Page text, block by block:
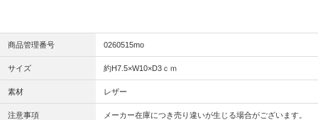
商品管理番号 0260515mo
サイズ 約H7.5×W10×D3ｃｍ
素材 レザー
注意事項 メーカー在庫につき売り違いが生じる場合がございます。